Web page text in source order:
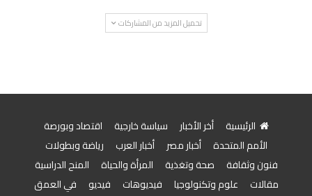
تحميل المزيد من المشاركات
الرئيسية أخر الأخبار سياسة خارجية
اقتصاد وبورصة
الأمم المتحدة
أخبار مصر أخبار العرب
رياضة وبطولات
فنون وثقافة
صحة وتغذية المرأة والحياة
المنح الدراسية
مقالات
علوم وتكنولوجيا فيديوهات فيديو
في العمق